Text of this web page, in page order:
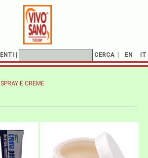
CERCA EN IT
E CREME